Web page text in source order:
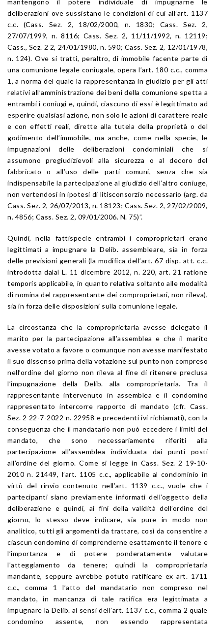
mantengono il potere individuale di impugnarne le
deliberazioni ove sussistano le condizioni di cui all’art. 1137
c.c. (Cass. Sez. 2, 18/02/2000, n. 1830; Cass. Sez. 2,
27/07/1999, n. 8116; Cass. Sez. 2, 11/11/1992, n. 12119;
Cass., Sez. 2 2, 24/01/1980, n. 590; Cass. Sez. 2, 12/01/1978,
n. 124). Ove si tratti, peraltro, di immobile facente parte di
una comunione legale coniugale, opera l’art. 180 c.c., comma
1, a norma del quale la rappresentanza in giudizio per gli atti
relativi all’amministrazione dei beni della comunione spetta a
entrambi i coniugi e, quindi, ciascuno di essi è legittimato ad
esperire qualsiasi azione, non solo le azioni di carattere reale
e con effetti reali, dirette alla tutela della proprietà o del
godimento dell’immobile, ma anche, come nella specie, le
impugnazioni delle deliberazioni condominiali che si
assumono pregiudizievoli alla sicurezza o al decoro del
fabbricato o all’uso delle parti comuni, senza che sia
indispensabile la partecipazione al giudizio dell’altro coniuge,
non vertendosi in ipotesi di litisconsorzio necessario (arg. da
Cass. Sez. 2, 26/07/2013, n. 18123; Cass. Sez. 2, 27/02/2009,
n. 4856; Cass. Sez. 2, 09/01/2006. N. 75)”.
Quindi, nella fattispecie entrambi i comproprietari erano
legittimati a impugnare la Delib. assembleare, sia in forza
delle previsioni generali (la modifica dell’art. 67 disp. att. c.c.
introdotta dalal L. 11 dicembre 2012, n. 220, art. 21 ratione
temporis applicabile, in quanto relativa soltanto alle modalità
di nomina del rappresentante dei comproprietari, non rileva),
sia in forza delle disposizioni sulla comunione legale.
La circostanza che la comproprietaria avesse delegato il
marito per la partecipazione all’assemblea e che il marito
avesse votato a favore o comunque non avesse manifestato
il suo dissenso prima della votazione sul punto non compreso
nell’ordine del giorno non rileva al fine di ritenere preclusa
l’impugnazione della Delib. alla comproprietaria. Tra il
rappresentante intervenuto in assemblea e il condomino
rappresentato intercorre rapporto di mandato (cfr. Cass.
Sez. 2 22-7-2022 n. 22958 e precedenti ivi richiamati), con la
conseguenza che il mandatario non può eccedere i limiti del
mandato, che sono necessariamente riferiti alla
partecipazione all’assemblea individuata dai punti posti
all’ordine del giorno. Come si legge in Cass. Sez. 2 19-10-
2010 n. 21449, l’art. 1105 c.c., applicabile al condominio in
virtù del rinvio contenuto nell’art. 1139 c.c., vuole che i
partecipanti siano previamente informati dell’oggetto della
deliberazione e quindi, ai fini della validità dell’ordine del
giorno, lo stesso deve indicare, sia pure in modo non
analitico, tutti gli argomenti da trattare, così da consentire a
ciascun condomino di comprenderne esattamente il tenore e
l’importanza e di potere ponderatamente valutare
l’atteggiamento da tenere; quindi la comproprietaria
mandante, seppure avrebbe potuto ratificare ex art. 1711
c.c., comma 1 l’atto del mandatario non compreso nel
mandato, in mancanza di tale ratifica era legittimata a
impugnare la Delib. ai sensi dell’art. 1137 c.c., comma 2 quale
condomino assente, non essendo rappresentata